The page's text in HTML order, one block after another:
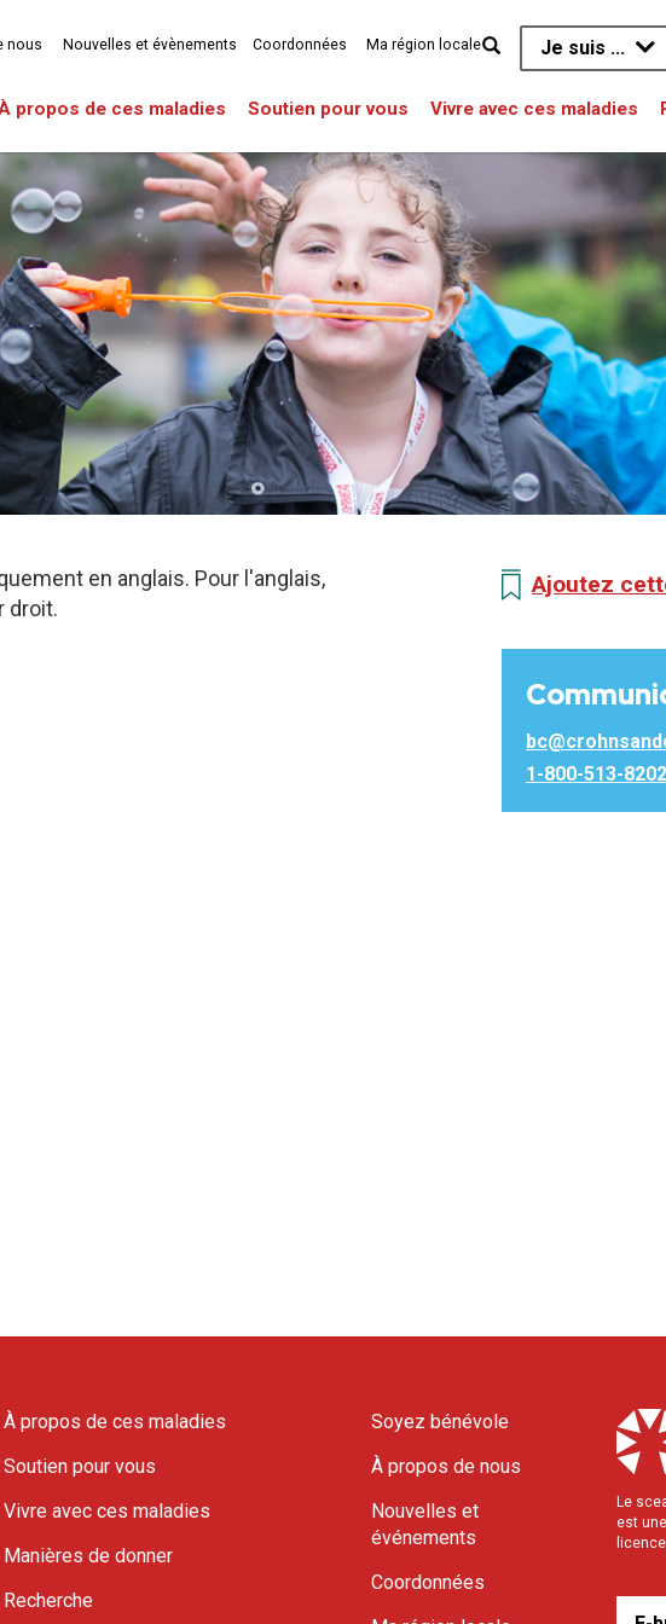
Je suis ...
propos de ces maladies Soutien pour vous Vivre avec ces maladies
nous Nouvelles et évènements Coordonnées Ma région locale
en anglais. Pour l'anglais,
droit.
Ajoutez
1-800-513-8202
À propos de ces maladies
Soutien pour vous
Vivre avec ces maladies
Manières de donner
Recherche
Soyez bénévole
À propos de nous
Nouvelles et
événements
Coordonnées
Le
est